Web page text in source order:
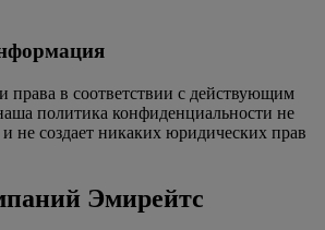
права в соответствии с действующим
политика конфиденциальности не
и не создает никаких юридических прав
Эмирейтс